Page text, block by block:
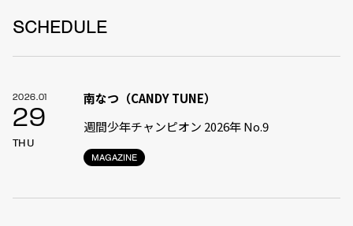
SCHEDULE
2026.01
29
THU
MAGAZINE
南なつ（CANDY TUNE）
週間少年チャンピオン 2026年 No.9